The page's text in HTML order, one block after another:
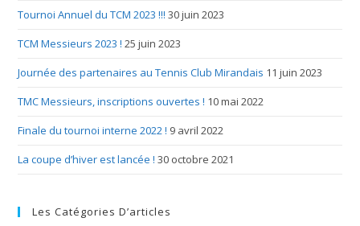
Tournoi Annuel du TCM 2023 !!! 30 juin 2023
TCM Messieurs 2023 ! 25 juin 2023
Journée des partenaires au Tennis Club Mirandais 11 juin 2023
TMC Messieurs, inscriptions ouvertes ! 10 mai 2022
Finale du tournoi interne 2022 ! 9 avril 2022
La coupe d’hiver est lancée ! 30 octobre 2021
Les Catégories D’articles